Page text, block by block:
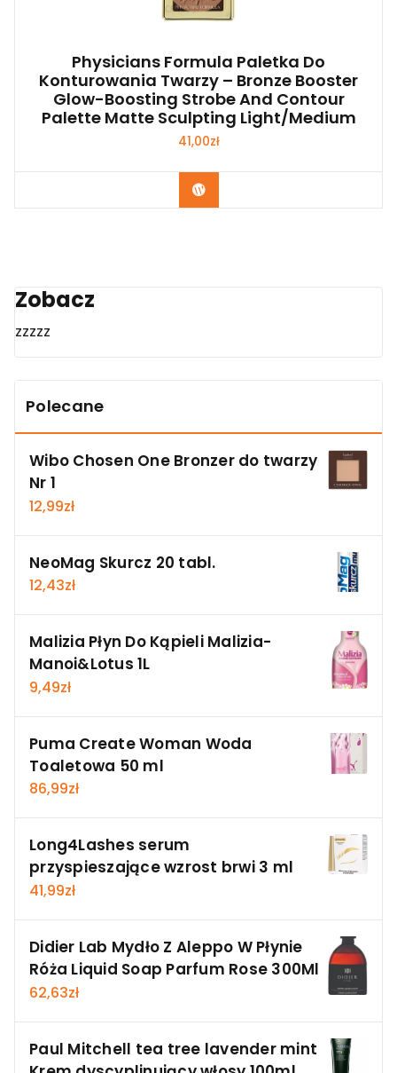
Physicians Formula Paletka Do
Konturowania Twarzy – Bronze Booster
Glow-Boosting Strobe And Contour
Palette Matte Sculpting Light/Medium
41,00zł
Zobacz
Zobacz
zzzzz
Polecane
Wibo Chosen One Bronzer do twarzy
Nr 1
12,99zł
NeoMag Skurcz 20 tabl.
12,43zł
Malizia Płyn Do Kąpieli Malizia-
Manoi&Lotus 1L
9,49zł
Puma Create Woman Woda
Toaletowa 50 ml
86,99zł
Long4Lashes serum
przyspieszające wzrost brwi 3 ml
41,99zł
Didier Lab Mydło Z Aleppo W Płynie
Róża Liquid Soap Parfum Rose 300Ml
62,63zł
Paul Mitchell tea tree lavender mint